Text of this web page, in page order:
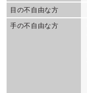
目の不自由な方
手の不自由な方